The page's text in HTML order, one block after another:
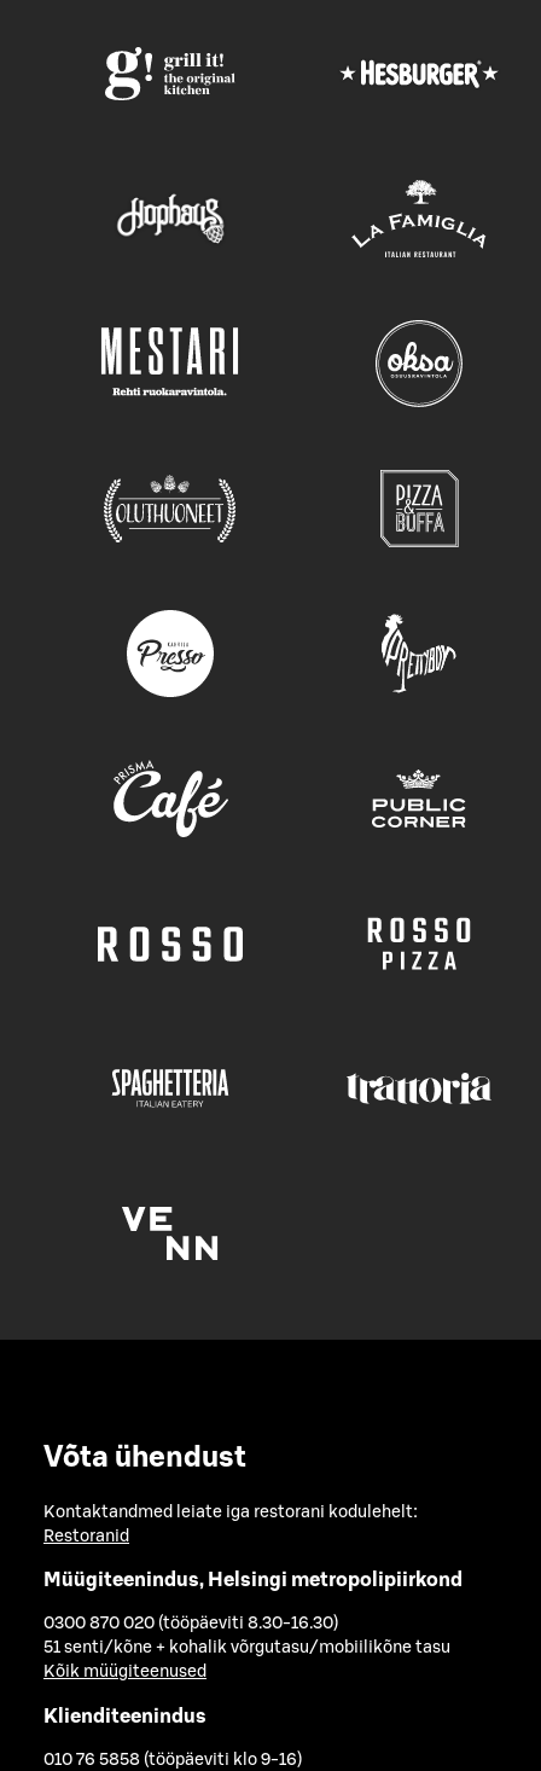
Võta ühendust
Kontaktandmed leiate iga restorani kodulehelt:
Restoranid
Müügiteenindus, Helsingi metropolipiirkond
0300 870 020 (tööpäeviti 8.30-16.30)
51 senti/kõne + kohalik võrgutasu/mobiilikõne tasu
Kõik müügiteenused
Klienditeenindus
010 76 5858 (tööpäeviti klo 9-16)